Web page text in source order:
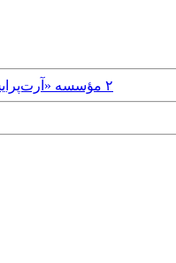
Saturday, 29th October, 2016 - ٢ مؤسسه «آرت‌پرایس» و «فیاک» ۵ ایرانی را در فهرست ۵٠٠ هنرمند برتر جهان قرار دادند